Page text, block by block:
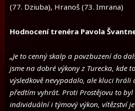
(77. Dziuba), Hranoš (73. Imrana)
Hodnocení trenéra Pavola
„Je to cenný skalp a povzbuzení do
jsme na dobré výkony z Turecka, kde
výsledkově nevypadalo, ale kluci hráli
předtím vyhrát. Proti Prostějovu to
individuální i týmový výkon, vítězství